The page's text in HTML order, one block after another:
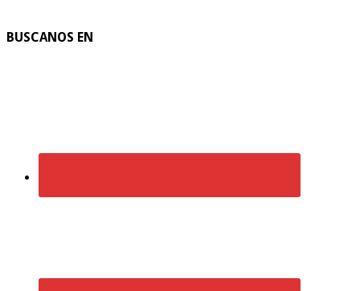
BUSCANOS EN